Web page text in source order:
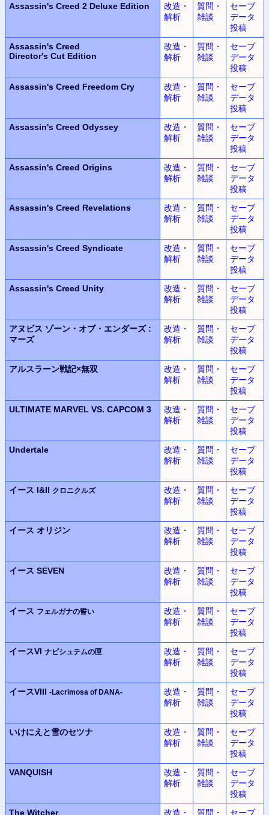
Assassin's Creed 2 Deluxe Edition
改造・
解析
質問・
雑談
セーブ
データ
投稿
Assassin's Creed
Director's Cut Edition
改造・
解析
質問・
雑談
セーブ
データ
投稿
Assassin's Creed Freedom Cry
改造・
解析
質問・
雑談
セーブ
データ
投稿
Assassin's Creed Odyssey
改造・
解析
質問・
雑談
セーブ
データ
投稿
Assassin's Creed Origins
改造・
解析
質問・
雑談
セーブ
データ
投稿
Assassin's Creed Revelations
改造・
解析
質問・
雑談
セーブ
データ
投稿
Assassin's Creed Syndicate
改造・
解析
質問・
雑談
セーブ
データ
投稿
Assassin's Creed Unity
改造・
解析
質問・
雑談
セーブ
データ
投稿
アヌビス ゾーン・オブ・エンダーズ:
マーズ
改造・
解析
質問・
雑談
セーブ
データ
投稿
アルスラーン戦記×無双
改造・
解析
質問・
雑談
セーブ
データ
投稿
ULTIMATE MARVEL VS. CAPCOM 3
改造・
解析
質問・
雑談
セーブ
データ
投稿
Undertale
改造・
解析
質問・
雑談
セーブ
データ
投稿
イース I&II クロニクルズ
改造・
解析
質問・
雑談
セーブ
データ
投稿
イース オリジン
改造・
解析
質問・
雑談
セーブ
データ
投稿
イース SEVEN
改造・
解析
質問・
雑談
セーブ
データ
投稿
イース フェルガナの誓い
改造・
解析
質問・
雑談
セーブ
データ
投稿
イースVI ナピシュテムの匣
改造・
解析
質問・
雑談
セーブ
データ
投稿
イースVIII -Lacrimosa of DANA-
改造・
解析
質問・
雑談
セーブ
データ
投稿
いけにえと雪のセツナ
改造・
解析
質問・
雑談
セーブ
データ
投稿
VANQUISH
改造・
解析
質問・
雑談
セーブ
データ
投稿
The Witcher
改造・ 質問・ セーブ